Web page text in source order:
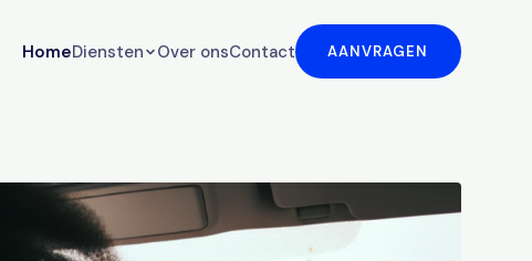
HomeDiensten Over onsContact AANVRAGEN